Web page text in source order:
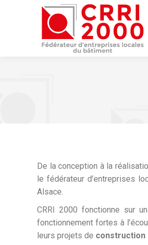
De la conception à la
le fédérateur d’entreprises
Alsace.
CRRI 2000 fonctionne sur
fonctionnement fortes à
leurs projets de construction